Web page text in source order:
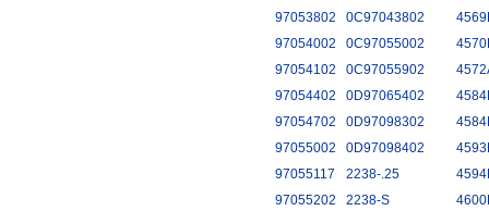
97053802
0C97043802
97054002
0C97055002
97054102
0C97055902
97054402
0D97065402
97054702
0D97098302
97055002
0D97098402
97055117
2238-.25
97055202
2238-S